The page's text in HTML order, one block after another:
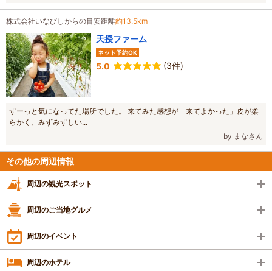
株式会社いなびしからの目安距離約13.5km
天授ファーム
ネット予約OK
5.0 (3件)
ずーっと気になってた場所でした。 来てみた感想が「来てよかった」皮が柔
らかく、みずみずしい...
by まなさん
その他の周辺情報
周辺の観光スポット
周辺のご当地グルメ
周辺のイベント
周辺のホテル